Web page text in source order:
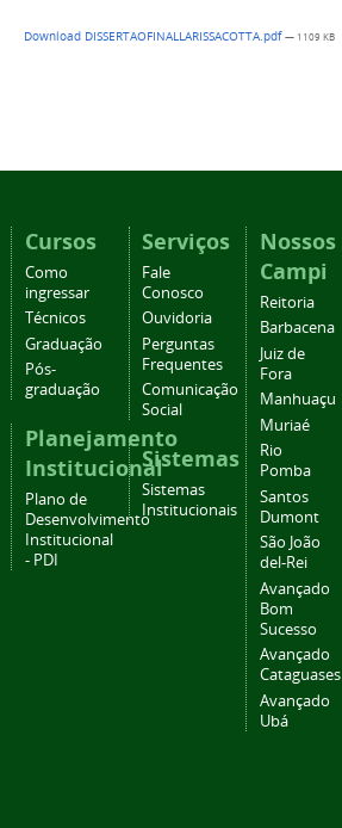
Download DISSERTAOFINALLARISSACOTTA.pdf— 1109 KB
Cursos
Como
ingressar
Técnicos
Graduação
Pós-
graduação
Planejamento
Institucional
Plano de
Desenvolvimento
Institucional
- PDI
Serviços
Fale
Conosco
Ouvidoria
Perguntas
Frequentes
Comunicação
Social
Sistemas
Sistemas
Institucionais
Nossos
Campi
Reitoria
Barbacena
Juiz de
Fora
Manhuaçu
Muriaé
Rio
Pomba
Santos
Dumont
São João
del-Rei
Avançado
Bom
Sucesso
Avançado
Cataguases
Avançado
Ubá